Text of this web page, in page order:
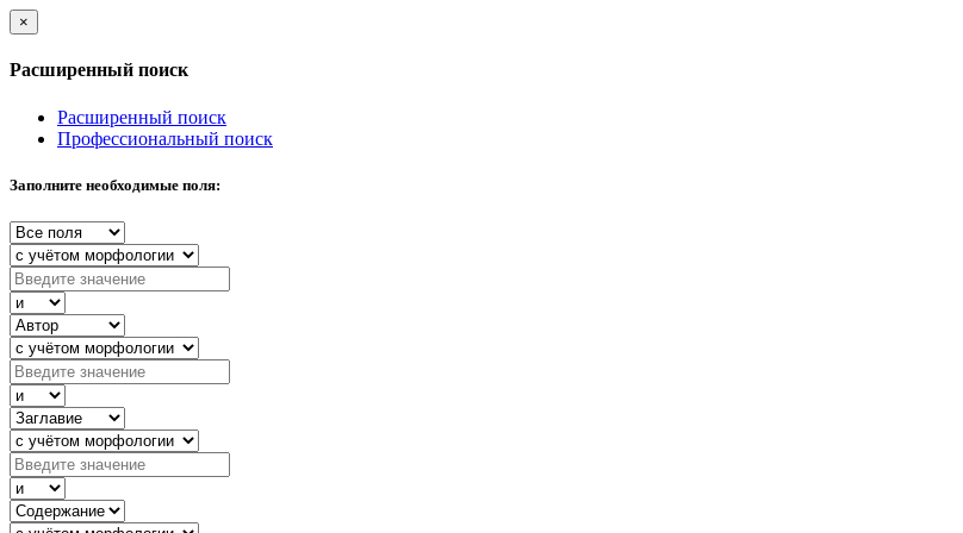
×
Расширенный поиск
Расширенный поиск
Профессиональный поиск
Заполните необходимые поля: